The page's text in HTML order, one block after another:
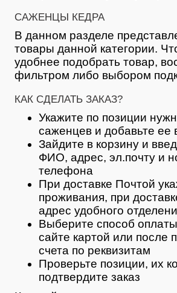
САЖЕНЦЫ КЕДРА
В данном разделе
товары данной категории.
удобнее подобрать товар,
фильтром либо выбором
КАК СДЕЛАТЬ ЗАКАЗ?
Укажите по позиции
саженцев и добавьте ее
Зайдите в корзину и
ФИО, адрес, эл.почту и
телефона
При доставке Почтой
проживания, при
адрес удобного
Выберите способ
сайте картой или после
счета по реквизитам
Проверьте позиции, их
подтвердите заказ